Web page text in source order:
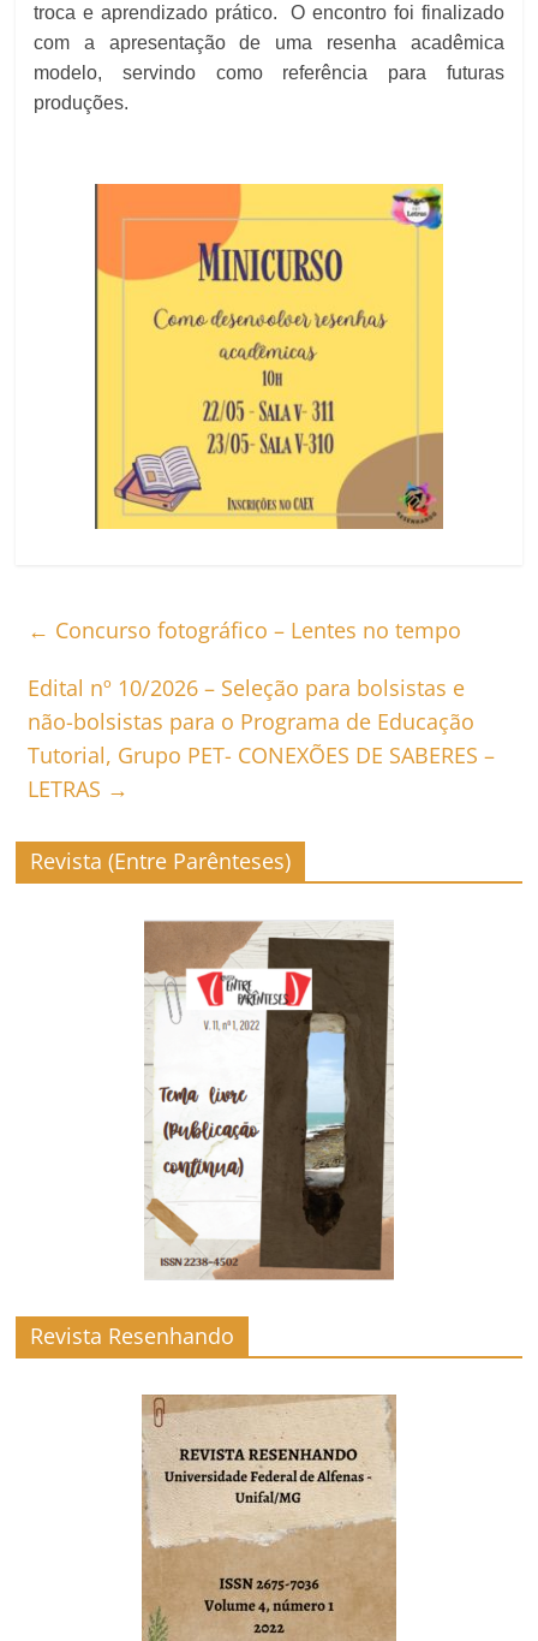
troca e aprendizado prático. O encontro foi finalizado
com a apresentação de uma resenha acadêmica
modelo, servindo como referência para futuras
produções.
← Concurso fotográfico – Lentes no tempo
Edital nº 10/2026 – Seleção para bolsistas e
não-bolsistas para o Programa de Educação
Tutorial, Grupo PET- CONEXÕES DE SABERES –
LETRAS →
Revista (Entre Parênteses)
Revista Resenhando